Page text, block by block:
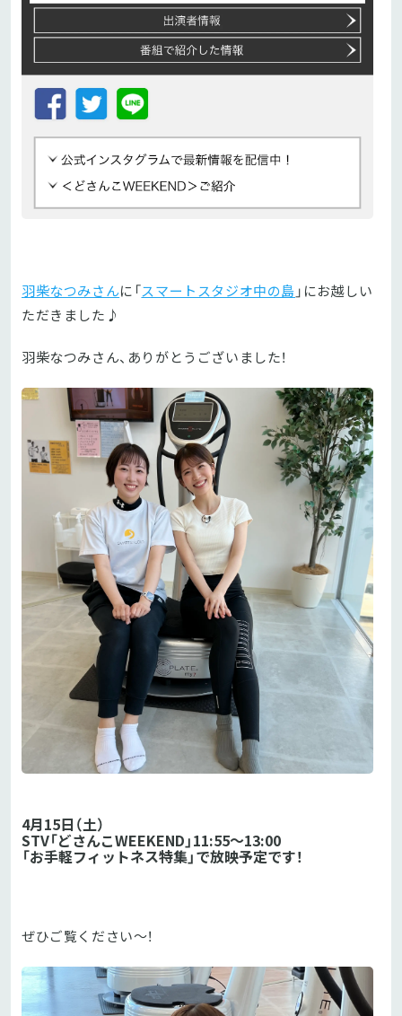
羽柴なつみさんに「スマートスタジオ中の島 」にお越しい
ただきました♪
羽柴なつみさん、ありがとうございました！
4月15日（土）
STV「どさんこWEEKEND」11:55〜13:00
「お手軽フィットネス特集」で放映予定です！
ぜひご覧ください〜！